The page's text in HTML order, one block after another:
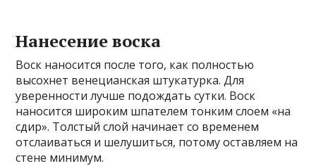
Нанесение воска
Воск наносится после того, как полностью
высохнет венецианская штукатурка. Для
уверенности лучше подождать сутки. Воск
наносится широким шпателем тонким слоем «на
сдир». Толстый слой начинает со временем
отслаиваться и шелушиться, потому оставляем на
стене минимум.